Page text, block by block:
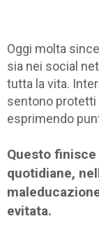
Oggi molta
sia nei social
tutta la vita.
sentono protetti
esprimendo
Questo
quotidiane,
evitata.